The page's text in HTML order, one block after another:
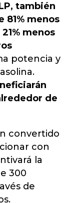
también
81% menos
menos
potencia y
de
convertido
con
la
300
de